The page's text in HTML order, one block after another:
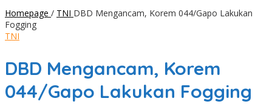
Homepage / TNI DBD Mengancam, Korem 044/Gapo Lakukan
Fogging
TNI
DBD Mengancam, Korem
044/Gapo Lakukan Fogging